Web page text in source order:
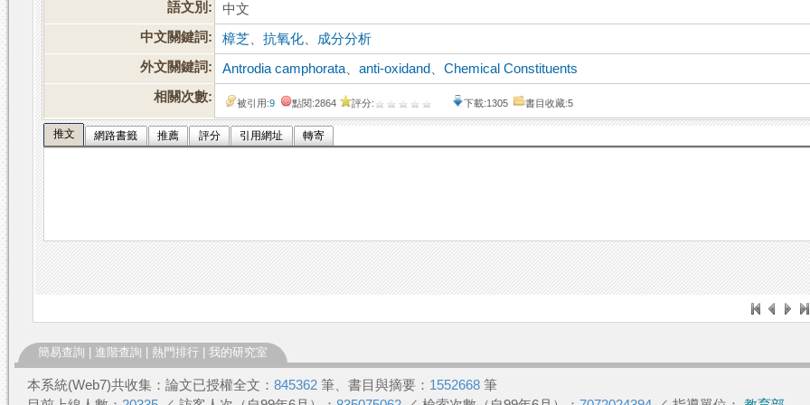
語文別:
中文
中文關鍵詞:
樟芝 、抗氧化
成分分析
外文關鍵詞:
Antrodia camphorata 、anti-oxidand 、Chemical Constituents
相關次數:
被引用:9 點閱:2864 評分: 下載:1305 書目收藏:5
推文 網路書籤 推薦 評分 引用網址 轉寄
簡易查詢 進階查詢 熱門排行 我的研究室
本系統(Web7)共收集：論文已授權全文： 845362 筆、書目與摘要： 1552668 筆